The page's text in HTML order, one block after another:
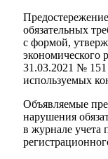
обязательных
с формой,
экономического
31.03.2021 №
используемых
Объявляемые
нарушения
в журнале учета